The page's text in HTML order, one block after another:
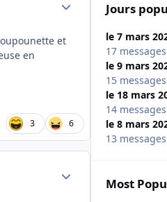
et
en
3 6
Jours
le 7 mars
17 messages
le 9 mars
15 messages
le 18 mars
14 messages
le 8 mars
13 messages
Most